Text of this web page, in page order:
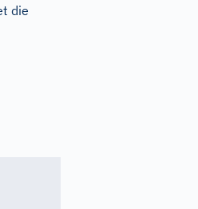
die